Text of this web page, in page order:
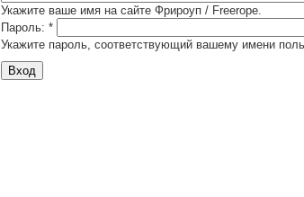
Укажите ваше имя на сайте Фрироуп / Freerope.
Пароль:*
Укажите пароль, соответствующий вашему имени